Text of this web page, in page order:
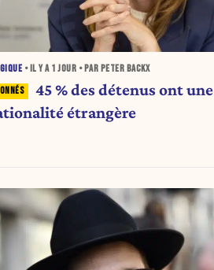
• IL Y A 1 JOUR • PAR PETER BACKX
45 % des détenus ont une
étrangère